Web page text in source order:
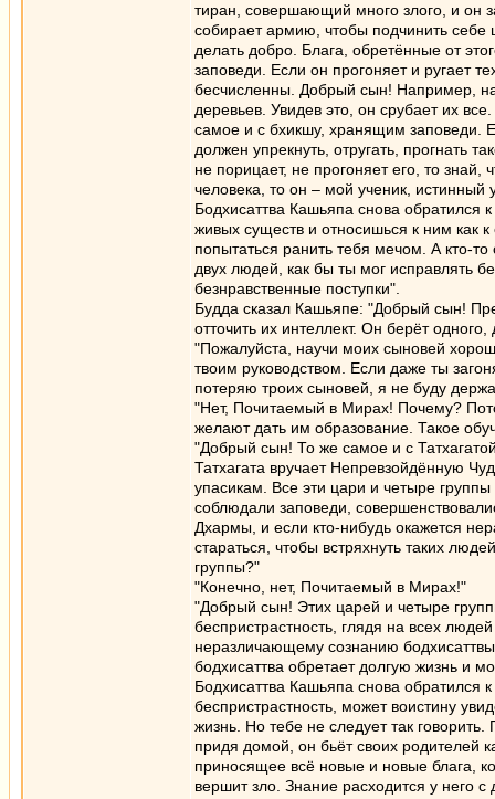
тиран, совершающий много злого, и он
собирает армию, чтобы подчинить себе
делать добро. Блага, обретённые от
заповеди. Если он прогоняет и ругает
бесчисленны. Добрый сын! Например, на
деревьев. Увидев это, он срубает их
самое и с бхикшу, хранящим заповеди.
должен упрекнуть, отругать, прогнать
не порицает, не прогоняет его, то знай,
человека, то он – мой ученик, истинный
Бодхисаттва Кашьяпа снова обратился
живых существ и относишься к ним как
попытаться ранить тебя мечом. А кто-
двух людей, как бы ты мог исправлять
безнравственные поступки".
Будда сказал Кашьяпе: "Добрый сын!
отточить их интеллект. Он берёт
"Пожалуйста, научи моих сыновей
твоим руководством. Если даже ты
потеряю троих сыновей, я не буду
"Нет, Почитаемый в Мирах! Почему?
желают дать им образование. Такое
"Добрый сын! То же самое и с
Татхагата вручает Непревзойдённую
упасикам. Все эти цари и четыре
соблюдали заповеди,
Дхармы, и если кто-нибудь окажется
стараться, чтобы встряхнуть таких
группы?"
"Конечно, нет, Почитаемый в Мирах!"
"Добрый сын! Этих царей и четыре
беспристрастность, глядя на всех
неразличающему сознанию
бодхисаттва обретает долгую жизнь и
Бодхисаттва Кашьяпа снова обратился
беспристрастность, может воистину
жизнь. Но тебе не следует так
придя домой, он бьёт своих родителей
приносящее всё новые и новые блага,
вершит зло. Знание расходится у него